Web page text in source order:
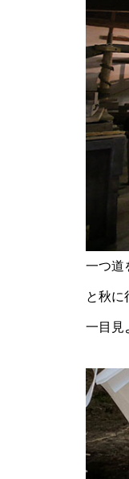
一つ道
と秋に
一目見